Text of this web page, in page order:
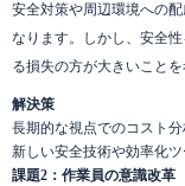
安全対策や周辺環境への
なります。しかし、安全
る損失の方が大きいこと
解決策
長期的な視点でのコスト
新しい安全技術や効率化
課題2：作業員の意識改革